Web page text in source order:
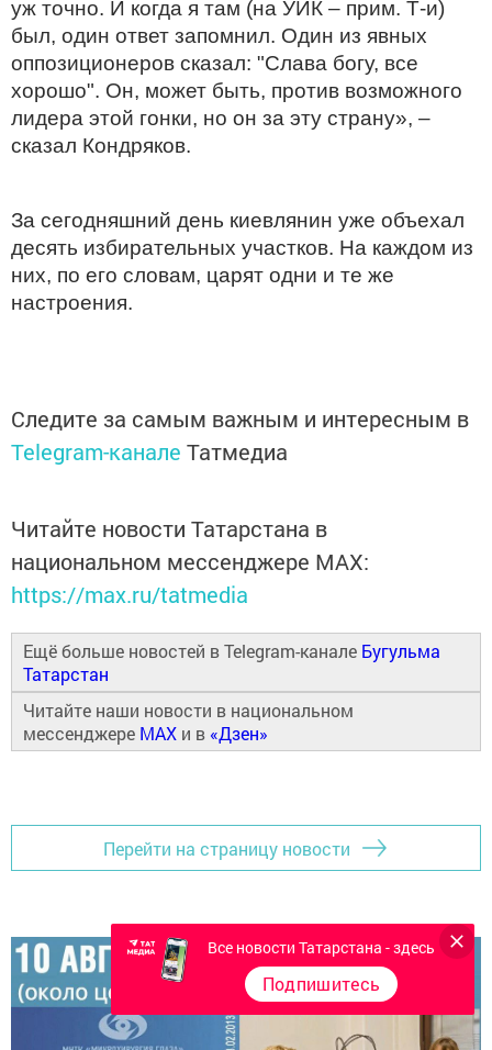
уж точно. И когда я там (на УИК – прим. Т-и)
был, один ответ запомнил. Один из явных
оппозиционеров сказал: "Слава богу, все
хорошо". Он, может быть, против возможного
лидера этой гонки, но он за эту страну», –
сказал Кондряков.
За сегодняшний день киевлянин уже объехал
десять избирательных участков. На каждом из
них, по его словам, царят одни и те же
настроения.
Следите за самым важным и интересным в
Telegram-канале Татмедиа
Читайте новости Татарстана в
национальном мессенджере MАХ:
https://max.ru/tatmedia
Ещё больше новостей в Telegram-канале Бугульма
Татарстан
Читайте наши новости в национальном
мессенджере MAX и в «Дзен»
Перейти на страницу новости
Все новости Татарстана - здесь
Подпишитесь